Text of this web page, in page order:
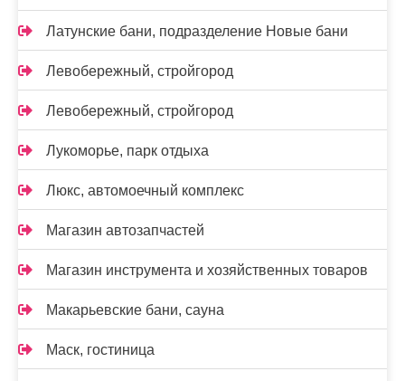
Латунские бани, подразделение Новые бани
Левобережный, стройгород
Левобережный, стройгород
Лукоморье, парк отдыха
Люкс, автомоечный комплекс
Магазин автозапчастей
Магазин инструмента и хозяйственных товаров
Макарьевские бани, сауна
Маск, гостиница